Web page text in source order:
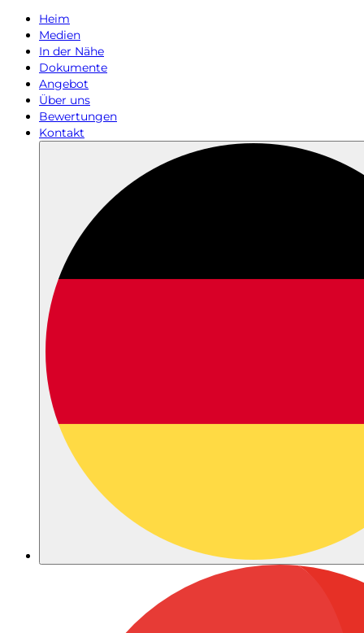
Heim
Medien
In der Nähe
Dokumente
Angebot
Über uns
Bewertungen
Kontakt